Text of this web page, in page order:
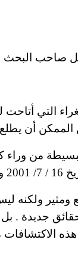
صاحب
التي أتاحت
أن
من وراء
لي
ومثير ولكنه
جديدة . بل
هذه